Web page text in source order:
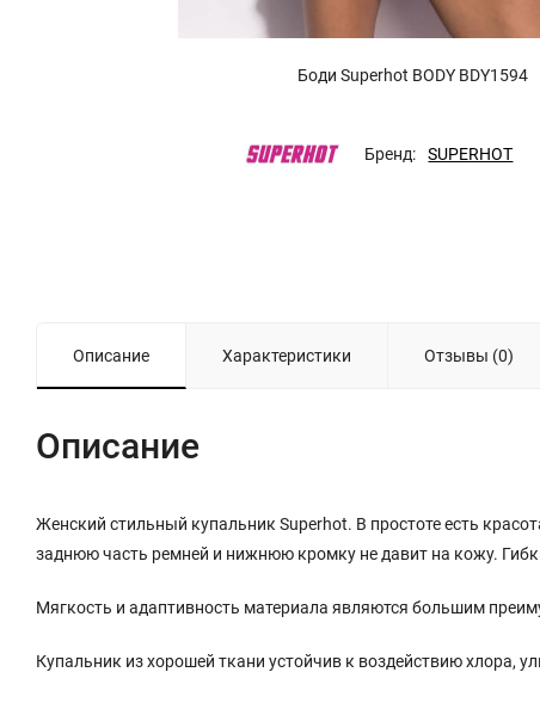
Боди Superhot BODY BDY1594
Бренд: SUPERHOT
Описание Характеристики Отзывы (0)
Описание
Женский стильный купальник Superhot. В простоте есть
заднюю часть ремней и нижнюю кромку не давит на кожу.
Мягкость и адаптивность материала являются большим
Купальник из хорошей ткани устойчив к воздействию хлора,